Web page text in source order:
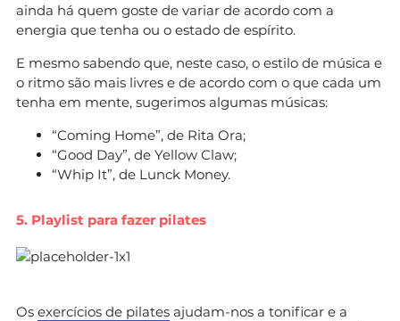
ainda há quem goste de variar de acordo com a
energia que tenha ou o estado de espírito.
E mesmo sabendo que, neste caso, o estilo de música e
o ritmo são mais livres e de acordo com o que cada um
tenha em mente, sugerimos algumas músicas:
“Coming Home”, de Rita Ora;
“Good Day”, de Yellow Claw;
“Whip It”, de Lunck Money.
5. Playlist para fazer pilates
Os exercícios de pilates ajudam-nos a tonificar e a